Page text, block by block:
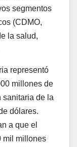
segmentos
(CDMO,
la salud,
representó
millones de
sanitaria de la
dólares.
a que el
mil millones